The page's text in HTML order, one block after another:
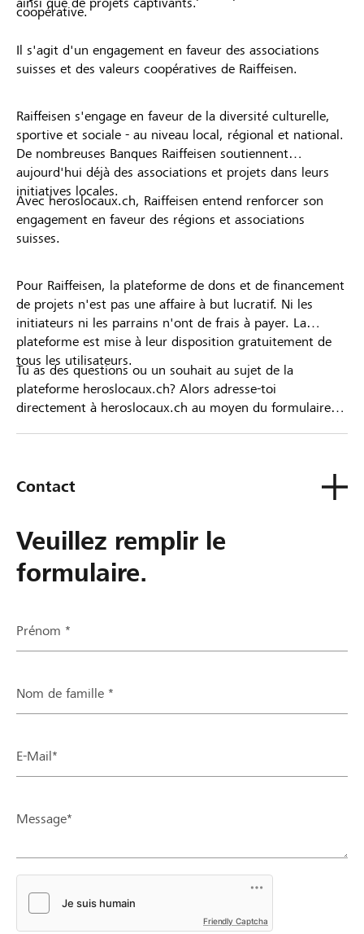
coopérative.
Il s'agit d'un engagement en faveur des associations
suisses et des valeurs coopératives de Raiffeisen.
Raiffeisen s'engage en faveur de la diversité culturelle,
sportive et sociale - au niveau local, régional et national.
De nombreuses Banques Raiffeisen soutiennent
aujourd'hui déjà des associations et projets dans leurs
initiatives locales.
Avec heroslocaux.ch, Raiffeisen entend renforcer son
engagement en faveur des régions et associations
suisses.
Pour Raiffeisen, la plateforme de dons et de financement
de projets n'est pas une affaire à but lucratif. Ni les
initiateurs ni les parrains n'ont de frais à payer. La
plateforme est mise à leur disposition gratuitement de
tous les utilisateurs.
Tu as des questions ou un souhait au sujet de la
plateforme heroslocaux.ch? Alors adresse-toi
directement à heroslocaux.ch au moyen du formulaire
Contact
Veuillez remplir le
formulaire.
Prénom *
Nom de famille *
E-Mail*
Message*
Friendly Captcha